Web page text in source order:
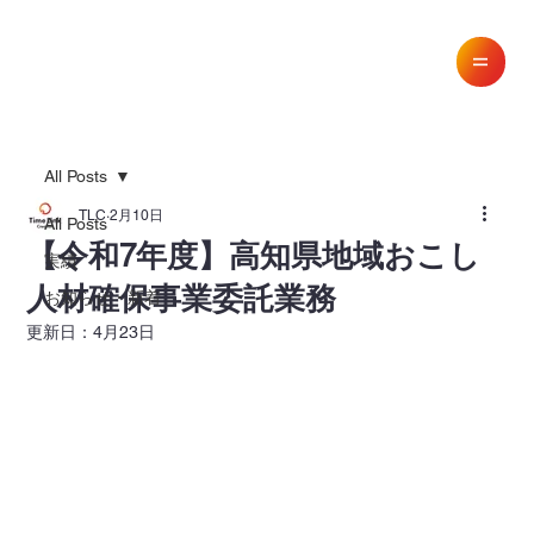
All Posts
実績
お知らせ・新着
All Posts
【令和7年度】高知県地域おこし
人材確保事業委託業務
TLC 2月10日
更新日：4月23日